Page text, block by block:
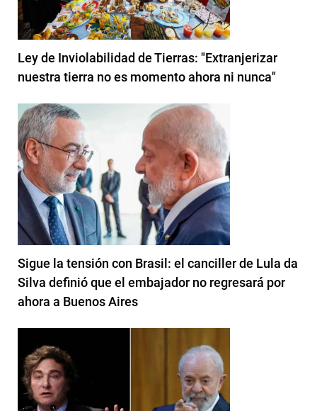
Ley de Inviolabilidad de Tierras: "Extranjerizar
nuestra tierra no es momento ahora ni nunca"
Sigue la tensión con Brasil: el canciller de Lula da
Silva definió que el embajador no regresará por
ahora a Buenos Aires